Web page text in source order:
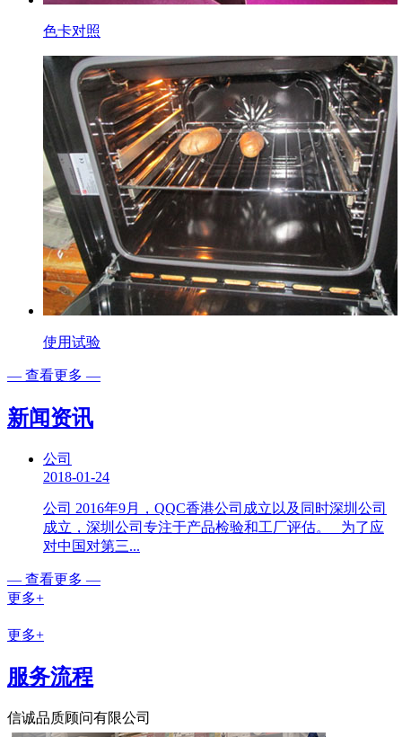
色卡对照
使用试验
— 查看更多 —
新闻资讯
公司
2018-01-24
公司 2016年9月，QQC香港公司成立以及同时深圳公司
成立，深圳公司专注于产品检验和工厂评估。 为了应
对中国对第三...
— 查看更多 —
更多+
更多+
服务流程
信诚品质顾问有限公司